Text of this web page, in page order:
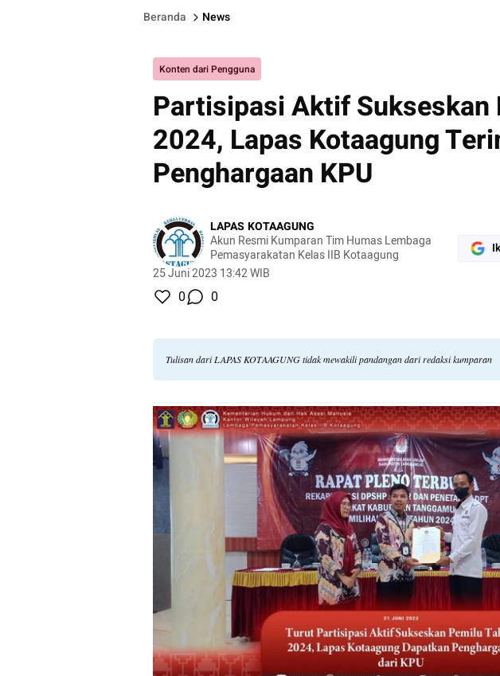
Beranda News
Konten dari Pengguna
Partisipasi Aktif Sukseskan
2024, Lapas Kotaagung
Penghargaan KPU
LAPAS KOTAAGUNG
Akun Resmi Kumparan Tim Humas Lembaga
Pemasyarakatan Kelas IIB Kotaagung
25 Juni 2023 13:42 WIB
0 0
Tulisan dari LAPAS KOTAAGUNG tidak mewakili pandangan dari redaksi kumparan